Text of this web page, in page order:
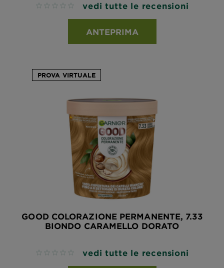
No reviews vedi tutte le recensioni
ANTEPRIMA
PROVA VIRTUALE
GOOD COLORAZIONE PERMANENTE, 7.33
BIONDO CARAMELLO DORATO
No reviews vedi tutte le recensioni